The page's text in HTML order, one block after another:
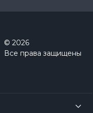
© 2026
Все права защищены